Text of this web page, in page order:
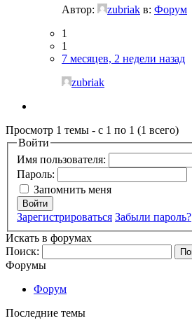
Автор:
zubriak в: Форум
1
1
7 месяцев, 2 недели назад
zubriak
Просмотр 1 темы - с 1 по 1 (1 всего)
Войти
Имя пользователя:
Пароль:
Запомнить меня
Войти
Зарегистрироваться Забыли пароль?
Искать в форумах
Поиск:
Форумы
Форум
Последние темы